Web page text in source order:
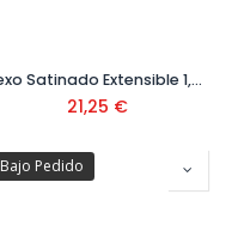
Flexo Satinado Extensible 1,50 mt Ref.913460915
21,25 €
Bajo Pedido